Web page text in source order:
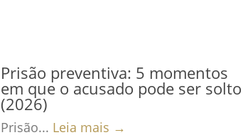
Prisão preventiva: 5 momentos
em que o acusado pode ser solto
(2026)
Prisão... Leia mais →